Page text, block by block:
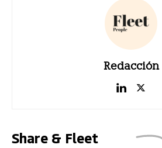
Redacción
Share & Fleet